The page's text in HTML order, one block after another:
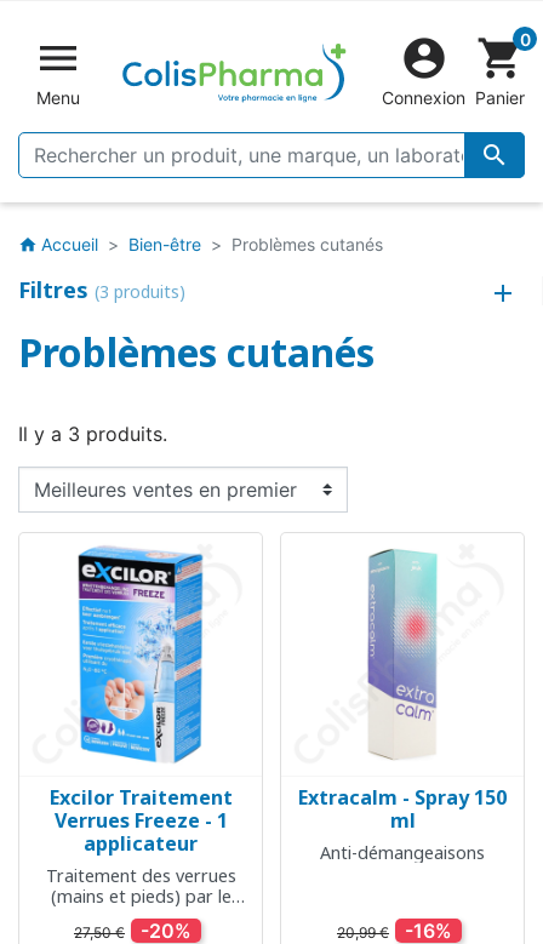

Menu


Connexion
shopping_cart0
Panier
home Accueil Bien-être Problèmes cutanés
Filtres (3 produits)
Problèmes cutanés
Il y a 3 produits.
Excilor Traitement
Verrues Freeze - 1
applicateur
Traitement des verrues
(mains et pieds) par le
froid
27,50 € -20%
Extracalm - Spray 150
ml
Anti-démangeaisons
20,99 € -16%